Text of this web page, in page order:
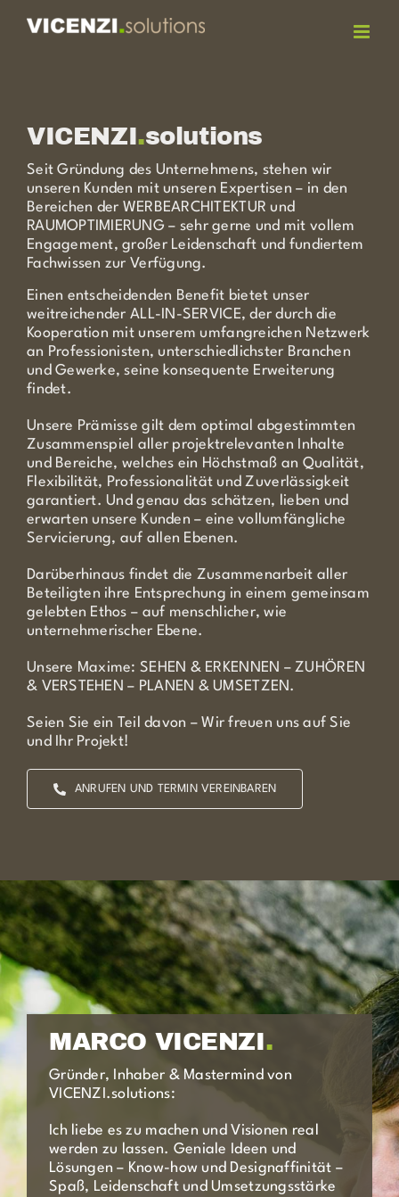
Inhalt
VICENZI.solutions
Seit Gründung des Unternehmens, stehen wir
unseren Kunden mit unseren Expertisen – in den
Bereichen der WERBEARCHITEKTUR und
RAUMOPTIMIERUNG – sehr gerne und mit vollem
Engagement, großer Leidenschaft und fundiertem
Fachwissen zur Verfügung.
Einen entscheidenden Benefit bietet unser
weitreichenderALL-IN-SERVICE, der durch die
Kooperation mit unserem umfangreichen Netzwerk
an Professionisten, unterschiedlichster Branchen
und Gewerke, seine konsequente Erweiterung
findet.
Unsere Prämisse gilt dem optimal abgestimmten
Zusammenspiel aller projektrelevanten Inhalte
und Bereiche, welches ein Höchstmaß an Qualität,
Flexibilität, Professionalität und Zuverlässigkeit
garantiert. Und genau das schätzen, lieben und
erwarten unsere Kunden – eine vollumfängliche
Servicierung, auf allen Ebenen.
Darüberhinaus findet die Zusammenarbeit aller
Beteiligten ihre Entsprechung in einem gemeinsam
gelebten Ethos – auf menschlicher, wie
unternehmerischer Ebene.
Unsere Maxime:SEHEN & ERKENNEN – ZUHÖREN
& VERSTEHEN – PLANEN & UMSETZEN.
Seien Sie ein Teil davon – Wir freuen uns auf Sie
und Ihr Projekt!
ANRUFEN UND TERMIN VEREINBAREN
MARCO VICENZI.
Gründer, Inhaber & Mastermind von
VICENZI.solutions:
Ich liebe es zu machen und Visionen real
werden zu lassen. Geniale Ideen und
Lösungen – Know-how und Designaffinität –
Spaß, Leidenschaft und Umsetzungsstärke